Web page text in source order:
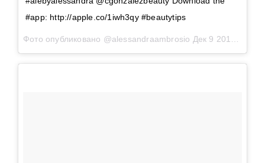
#app: http://apple.co/1iwh3qy #beautytips
Фото опубликовано @alessandraambrosio Дек 9 2015 в 4:11 PST